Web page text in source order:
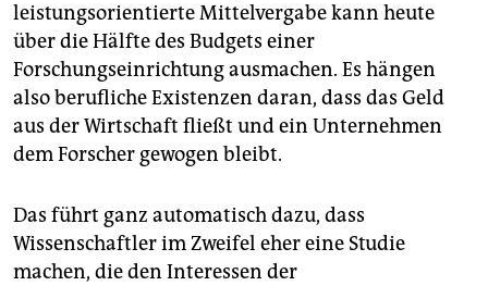
leistungsorientierte Mittelvergabe kann heute
über die Hälfte des Budgets einer
Forschungseinrichtung ausmachen. Es hängen
also berufliche Existenzen daran, dass das Geld
aus der Wirtschaft fließt und ein Unternehmen
dem Forscher gewogen bleibt.
Das führt ganz automatisch dazu, dass
Wissenschaftler im Zweifel eher eine Studie
machen, die den Interessen der